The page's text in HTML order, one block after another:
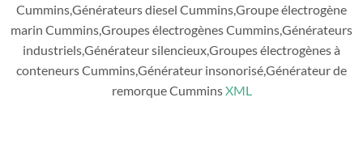
Cummins,Générateurs diesel Cummins,Groupe électrogène
marin Cummins,Groupes électrogènes Cummins,Générateurs
industriels,Générateur silencieux,Groupes électrogènes à
conteneurs Cummins,Générateur insonorisé,Générateur de
remorque CumminsXML